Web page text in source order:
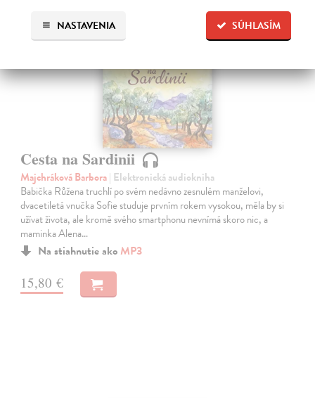
SÚHLASÍM
NASTAVENIA
novinka
Cesta na Sardinii
Majchráková Barbora| Elektronická audiokniha
Babička Růžena truchlí po svém nedávno zesnulém manželovi,
dvacetiletá vnučka Sofie studuje prvním rokem vysokou, měla by si
užívat života, ale kromě svého smartphonu nevnímá skoro nic, a
maminka Alena…
Na stiahnutie ako MP3
15,80 €